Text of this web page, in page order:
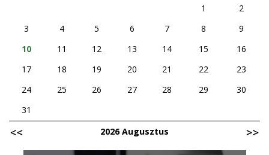
1
2
3
4 5 6 7 8
9
10
11 12 13 14 15
16
17
18 19 20 21 22
23
24
25 26 27 28 29
30
31
2026 Augusztus